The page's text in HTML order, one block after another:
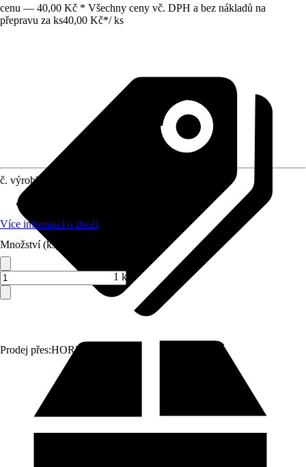
cenu — 40,00 Kč * Všechny ceny vč. DPH a bez nákladů na
přepravu za ks40,00 Kč*/ ks
Prodej přes:HORNBACH
č. výrobku
Více informací o zboží
Množství (ks)
1 ks